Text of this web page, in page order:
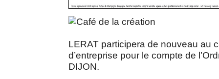
LERAT participera de nouveau au
d’entreprise pour le compte de
DIJON.